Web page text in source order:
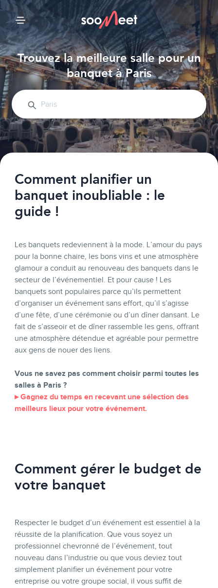
Trouvez la meilleure salle pour un
banquet à Paris
Comment planifier un
banquet inoubliable : le
guide !
Les banquets redeviennent à la mode. L’amour du pays
pour la bonne chaire, les bons vins et une atmosphère
glamour a conduit au renouveau des banquets dans le
secteur de l’événementiel. Et pour cause ! Les
banquets sont populaires parce qu’ils permettent
d’organiser un événement sans effort, qu’il s’agisse
d’une fête, d’une cérémonie ou d’un dîner dansant. Le
fait de s’asseoir et de dîner rassemble les gens, offrant
une atmosphère détendue et agréable pour permettre
aux gens de nouer des liens.
Vous ne savez pas comment choisir parmi toutes les
salles à Paris ?
▸ Gagnez du temps en recevant une sélection des
meilleurs lieux pour votre événement.
Comment gérer le budget de
votre banquet
Respecter le budget d’un événement est essentiel à la
réussite de la planification. Que vous soyez un
professionnel chevronné de l’événement, tout
nouveau dans l’industrie ou que vous deviez tout
simplement planifier un événement pour votre
entreprise ou votre groupe social, il vous suffit de
Accueil
Salles par thèmes
Top salles
Votre événement